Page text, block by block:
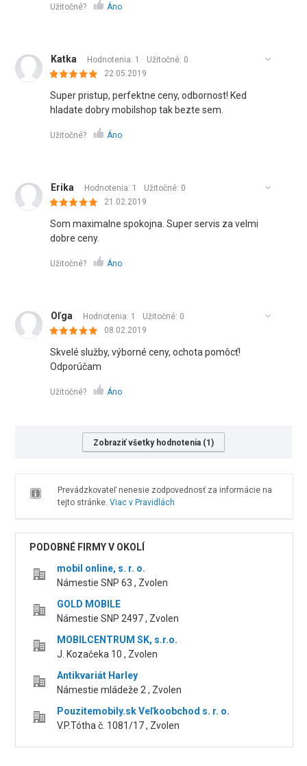
Užitočné? Áno
Katka Hodnotenia: 1 Užitočné: 0
22.05.2019
Super pristup, perfektne ceny, odbornost! Ked
hladate dobry mobilshop tak bezte sem.
Užitočné? Áno
Erika Hodnotenia: 1 Užitočné: 0
21.02.2019
Som maximalne spokojna. Super servis za velmi
dobre ceny.
Užitočné? Áno
Oľga Hodnotenia: 1 Užitočné: 0
08.02.2019
Skvelé služby, výborné ceny, ochota pomôcť!
Odporúčam
Užitočné? Áno
Zobraziť všetky hodnotenia (1)
Prevádzkovateľ nenesie zodpovednosť za informácie na
tejto stránke. Viac v Pravidlách
PODOBNÉ FIRMY V OKOLÍ
mobil online, s. r. o.
Námestie SNP 63 , Zvolen
GOLD MOBILE
Námestie SNP 2497 , Zvolen
MOBILCENTRUM SK, s.r.o.
J. Kozačeka 10 , Zvolen
Antikvariát Harley
Námestie mládeže 2 , Zvolen
Pouzitemobily.sk Veľkoobchod s. r. o.
V.P.Tótha č. 1081/17 , Zvolen